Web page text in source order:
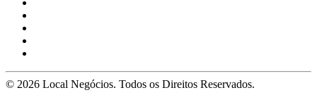
© 2026 Local Negócios. Todos os Direitos Reservados.